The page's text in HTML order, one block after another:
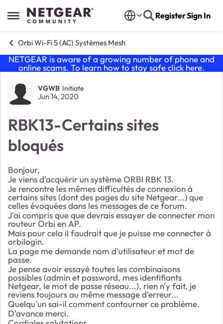
Open Side Menu
Skip to content RegisterSign In
Orbi Wi-Fi 5 (AC) Systèmes Mesh
NETGEAR is aware of a growing number of phone and
online scams. To learn how to stay safe click here.
Forum Discussion
VGWB Initiate
Jun 14, 2020
RBK13-Certains sites
bloqués
Bonjour,
Je viens d'acquérir un système ORBI RBK 13.
Je rencontre les mêmes difficultés de connexion à
certains sites (dont des pages du site Netgear...) que
celles évoquées dans les messages de ce forum.
J'ai compris que que devrais essayer de connecter mon
routeur Orbi en AP.
Mais pour cela il faudrait que je puisse me connecter à
orbilogin.
La page me demande nom d'utilisateur et mot de
passe.
Je pense avoir essayé toutes les combinaisons
possibles (admin et password, mes identifiants
Netgear, le mot de passe réseau...), rien n'y fait, je
reviens toujours au même message d'erreur...
Quelqu'un sai-il comment contourner ce problème.
D'avance merci.